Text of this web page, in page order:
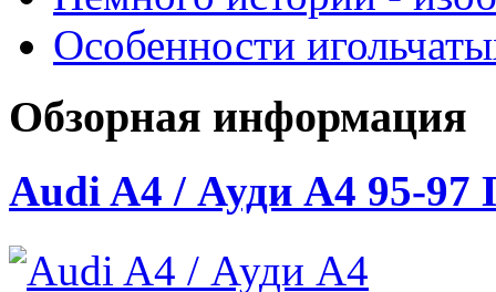
Особенности
Обзорная информация
Audi A4 / Ауди А4 95-97